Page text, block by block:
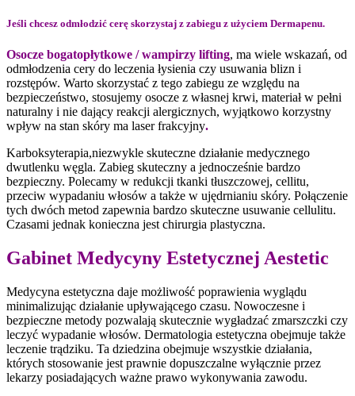
Jeśli chcesz odmłodzić cerę skorzystaj z zabiegu z użyciem Dermapenu.
Osocze bogatopłytkowe / wampirzy lifting, ma wiele wskazań, od
odmłodzenia cery do leczenia łysienia czy usuwania blizn i
rozstępów. Warto skorzystać z tego zabiegu ze względu na
bezpieczeństwo, stosujemy osocze z własnej krwi, materiał w pełni
naturalny i nie dający reakcji alergicznych, wyjątkowo korzystny
wpływ na stan skóry ma laser frakcyjny.
Karboksyterapia,niezwykle skuteczne działanie medycznego
dwutlenku węgla. Zabieg skuteczny a jednocześnie bardzo
bezpieczny. Polecamy w redukcji tkanki tłuszczowej, cellitu,
przeciw wypadaniu włosów a także w ujędrnianiu skóry. Połączenie
tych dwóch metod zapewnia bardzo skuteczne usuwanie cellulitu.
Czasami jednak konieczna jest chirurgia plastyczna.
Gabinet Medycyny Estetycznej Aestetic
Medycyna estetyczna daje możliwość poprawienia wyglądu
minimalizując działanie upływającego czasu. Nowoczesne i
bezpieczne metody pozwalają skutecznie wygładzać zmarszczki czy
leczyć wypadanie włosów. Dermatologia estetyczna obejmuje także
leczenie trądziku. Ta dziedzina obejmuje wszystkie działania,
których stosowanie jest prawnie dopuszczalne wyłącznie przez
lekarzy posiadających ważne prawo wykonywania zawodu.